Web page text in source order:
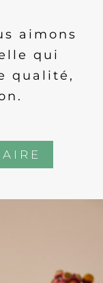
aimons
qui
qualité,